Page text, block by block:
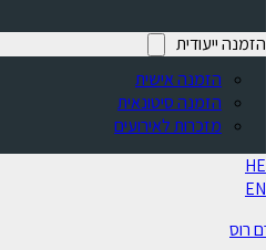
הזמנה ייעודית
הזמנה אישית
הזמנה סיטונאית
מזכרות לאירועים
HE
EN